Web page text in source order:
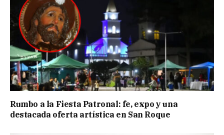
Rumbo a la Fiesta Patronal: fe, expo y una
destacada oferta artística en San Roque